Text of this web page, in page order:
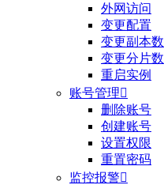
外网访问
变更配置
变更副本数
变更分片数
重启实例
账号管理
删除账号
创建账号
设置权限
重置密码
监控报警